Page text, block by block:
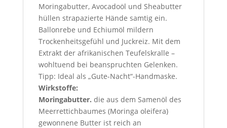
Moringabutter, Avocadoöl und Sheabutter
hüllen strapazierte Hände samtig ein.
Ballonrebe und Echiumöl mildern
Trockenheitsgefühl und Juckreiz. Mit dem
Extrakt der afrikanischen Teufelskralle –
wohltuend bei beanspruchten Gelenken.
Tipp: Ideal als „Gute-Nacht“-Handmaske.
Wirkstoffe:
Moringabutter. die aus dem Samenöl des
Meerrettichbaumes (Moringa oleifera)
gewonnene Butter ist reich an